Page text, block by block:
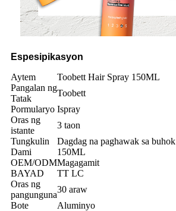
Espesipikasyon
Aytem
Toobett Hair Spray 150ML
Pangalan ng
Tatak
Toobett
Pormularyo Ispray
Oras ng
istante
3 taon
Tungkulin
Dagdag na paghawak sa buhok
Dami
150ML
OEM/ODMMagagamit
BAYAD
TT LC
Oras ng
pangunguna
30 araw
Bote
Aluminyo